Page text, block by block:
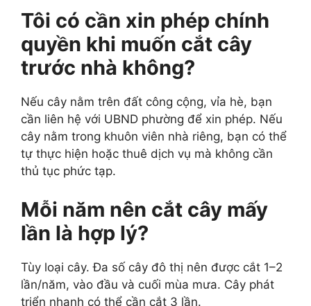
Tôi có cần xin phép chính
quyền khi muốn cắt cây
trước nhà không?
Nếu cây nằm trên đất công cộng, vỉa hè, bạn
cần liên hệ với UBND phường để xin phép. Nếu
cây nằm trong khuôn viên nhà riêng, bạn có thể
tự thực hiện hoặc thuê dịch vụ mà không cần
thủ tục phức tạp.
Mỗi năm nên cắt cây mấy
lần là hợp lý?
Tùy loại cây. Đa số cây đô thị nên được cắt 1–2
lần/năm, vào đầu và cuối mùa mưa. Cây phát
triển nhanh có thể cần cắt 3 lần.